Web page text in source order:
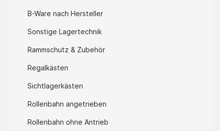
B-Ware nach Hersteller
Sonstige Lagertechnik
Rammschutz & Zubehör
Regalkästen
Sichtlagerkästen
Rollenbahn angetrieben
Rollenbahn ohne Antrieb